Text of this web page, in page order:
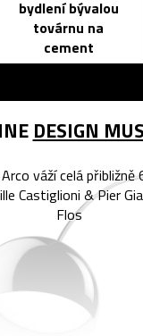
bydlení bývalou
továrnu na
cement
DESIGN
váží celá přibližně
Castiglioni & Pier
Flos